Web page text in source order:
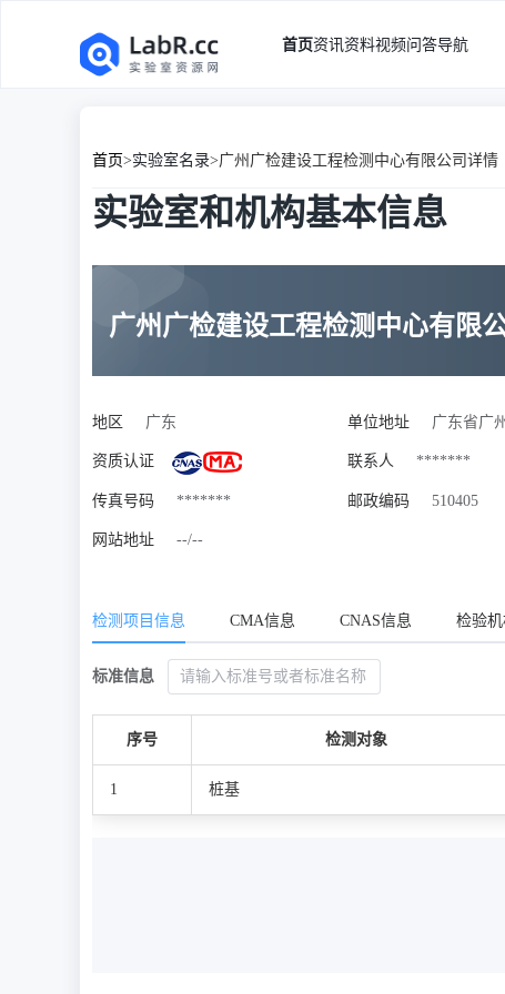
首页资讯资料视频问答导航
首页>实验室名录>广州广检建设工程检测中心有限公司详情
实验室和机构基本信息
广州广检建设工程检测中心有限
地区 广东 单位地址 广东省广
资质认证 联系人 *******
传真号码 ******* 邮政编码 510405
网站地址 --/--
检测项目信息 CMA信息 CNAS信息 检验
标准信息
序号 检测对象
1 桩基